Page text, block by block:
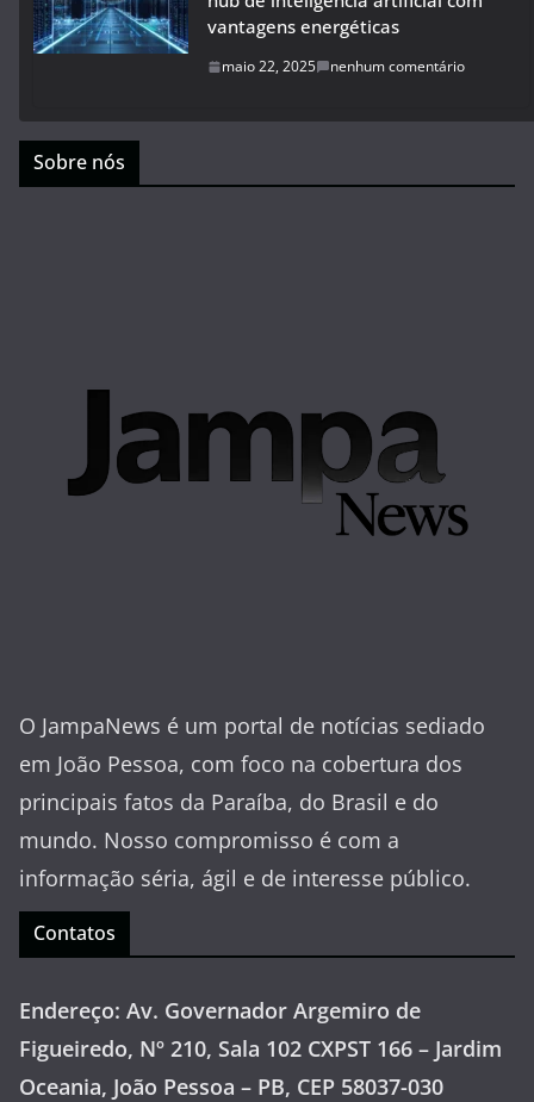
vantagens energéticas
maio 22, 2025 nenhum comentário
Sobre nós
O JampaNews é um portal de notícias sediado
em João Pessoa, com foco na cobertura dos
principais fatos da Paraíba, do Brasil e do
mundo. Nosso compromisso é com a
informação séria, ágil e de interesse público.
Contatos
Endereço: Av. Governador Argemiro de
Figueiredo, Nº 210, Sala 102 CXPST 166 – Jardim
Oceania, João Pessoa – PB, CEP 58037-030